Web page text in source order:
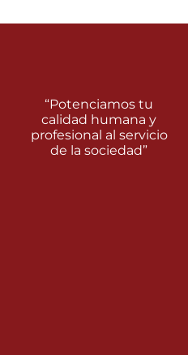
“Potenciamos tu
calidad humana y
profesional al servicio
de la sociedad”